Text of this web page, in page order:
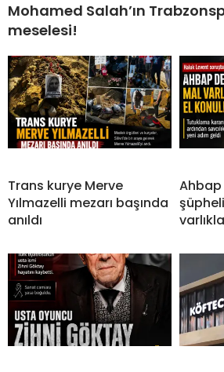
Mohamed Salah’ın
meselesi!
Trans kurye Merve
Yılmazelli mezarı başında
anıldı
Ahbap